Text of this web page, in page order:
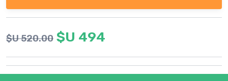
$U 520.00 $U 494